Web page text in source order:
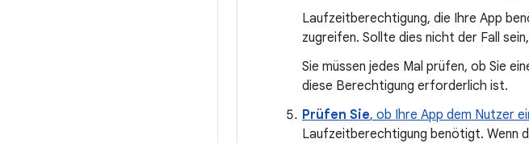
Laufzeitberechtigung, die Ihre App
zugreifen. Sollte dies nicht der Fall
Sie müssen jedes Mal prüfen, ob Sie
diese Berechtigung erforderlich ist.
Prüfen Sie, ob Ihre App dem Nutzer
Laufzeitberechtigung benötigt. Wenn